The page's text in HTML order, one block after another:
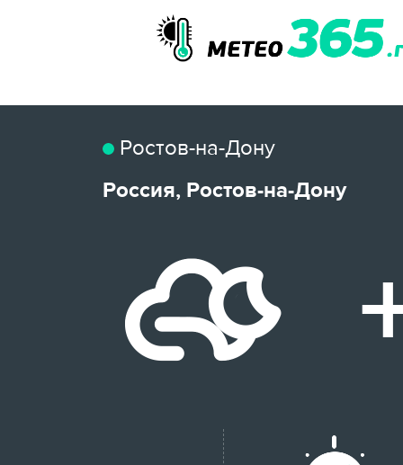
Ростов-на-Дону
Россия, Ростов-на-Дону